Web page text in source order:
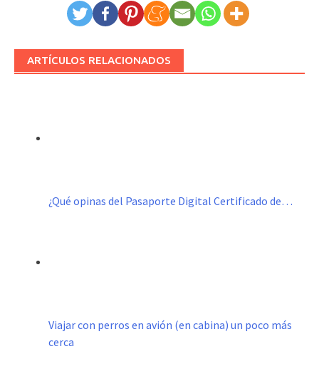
ARTÍCULOS RELACIONADOS
¿Qué opinas del Pasaporte Digital Certificado de…
Viajar con perros en avión (en cabina) un poco más
cerca